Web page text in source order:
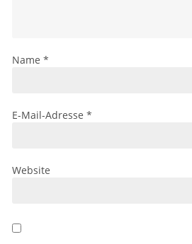
Name *
E-Mail-Adresse *
Website